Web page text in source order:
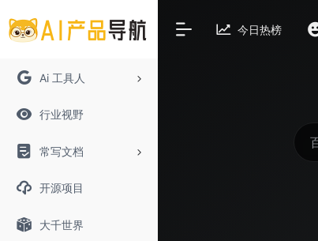
Ai 工具人
行业视野
常写文档
开源项目
大千世界
今日热榜